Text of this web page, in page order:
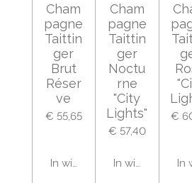
Cham
pagne
Taittin
ger
Brut
Réser
ve
€ 55,65
In winkelwagen
Cham
pagne
Taittin
ger
Noctu
rne
"City
Lights"
€ 57,40
In winkelwagen
€
In